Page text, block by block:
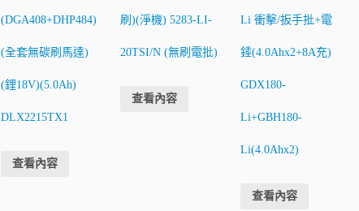
(DGA408+DHP484)
(全套無碳刷馬達)
(鋰18V)(5.0Ah)
DLX2215TX1
查看內容
刷)(淨機) 5283-LI-
20TSI/N (無刷電批)
查看內容
Li 衝擊/扳手批+電
錘(4.0Ahx2+8A充)
GDX180-
Li+GBH180-
Li(4.0Ahx2)
查看內容